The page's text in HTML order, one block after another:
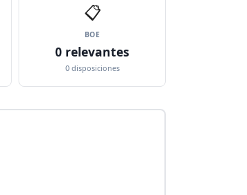
📋
BOE
0 relevantes
0 disposiciones